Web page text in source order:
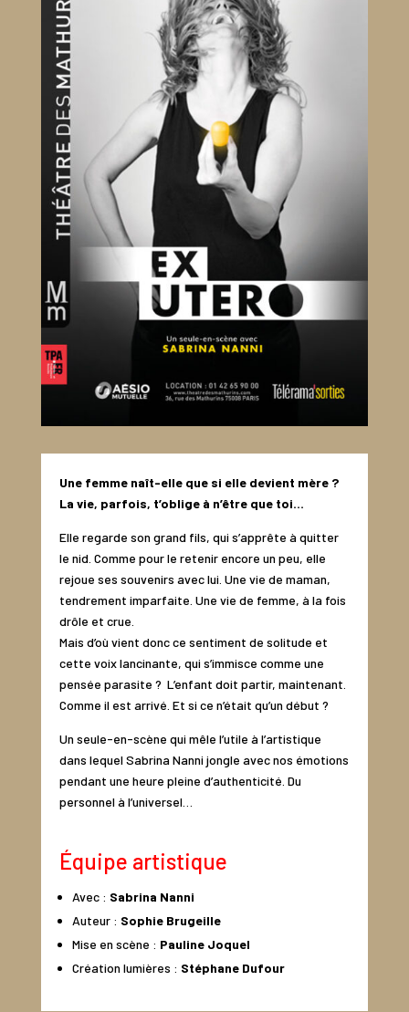
Une femme naît-elle que si elle devient mère ?
La vie, parfois, t’oblige à n’être que toi…
Elle regarde son grand fils, qui s’apprête à quitter
le nid. Comme pour le retenir encore un peu, elle
rejoue ses souvenirs avec lui. Une vie de maman,
tendrement imparfaite. Une vie de femme, à la fois
drôle et crue.
Mais d’où vient donc ce sentiment de solitude et
cette voix lancinante, qui s’immisce comme une
pensée parasite ? L’enfant doit partir, maintenant.
Comme il est arrivé. Et si ce n’était qu’un début ?
Un seule-en-scène qui mêle l’utile à l’artistique
dans lequel Sabrina Nanni jongle avec nos émotions
pendant une heure pleine d’authenticité. Du
personnel à l’universel…
Équipe artistique
Avec : Sabrina Nanni
Auteur : Sophie Brugeille
Mise en scène : Pauline Joquel
Création lumières : Stéphane Dufour